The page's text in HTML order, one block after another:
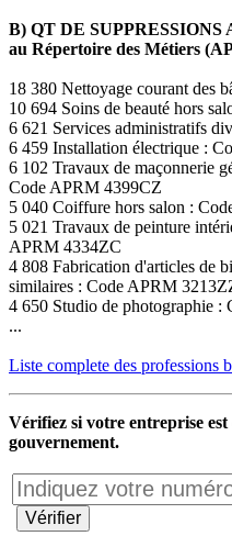
B) QT DE SUPPRESSIONS
au Répertoire des Métiers
18 380 Nettoyage courant des
10 694 Soins de beauté hors
6 621 Services administratifs
6 459 Installation électrique :
6 102 Travaux de maçonnerie
Code APRM 4399CZ
5 040 Coiffure hors salon :
5 021 Travaux de peinture
APRM 4334ZC
4 808 Fabrication d'articles de
similaires : Code APRM
4 650 Studio de photographie
...
Liste complete des professions
Vérifiez si votre entreprise
gouvernement.